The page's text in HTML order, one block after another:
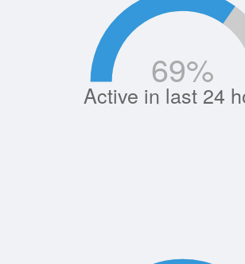
Active in last 24
69%